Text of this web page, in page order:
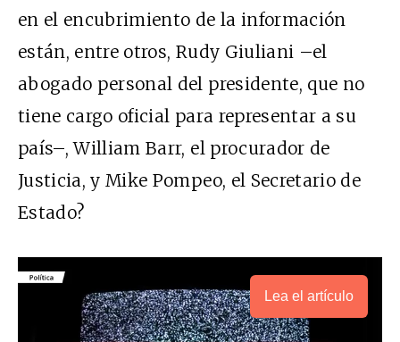
en el encubrimiento de la información
están, entre otros, Rudy Giuliani –el
abogado personal del presidente, que no
tiene cargo oficial para representar a su
país–, William Barr, el procurador de
Justicia, y Mike Pompeo, el Secretario de
Estado?
Lea el artículo